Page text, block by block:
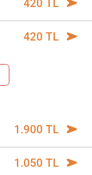
420 TL
420 TL
1.900 TL
1.050 TL